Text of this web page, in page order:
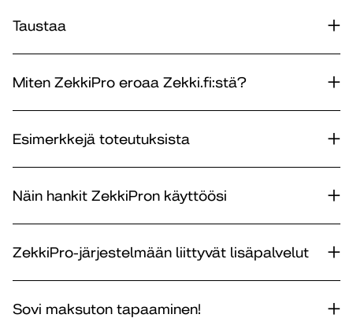
Taustaa
Miten ZekkiPro eroaa Zekki.fi:stä?
Esimerkkejä toteutuksista
Näin hankit ZekkiPron käyttöösi
ZekkiPro-järjestelmään liittyvät lisäpalvelut
Sovi maksuton tapaaminen!